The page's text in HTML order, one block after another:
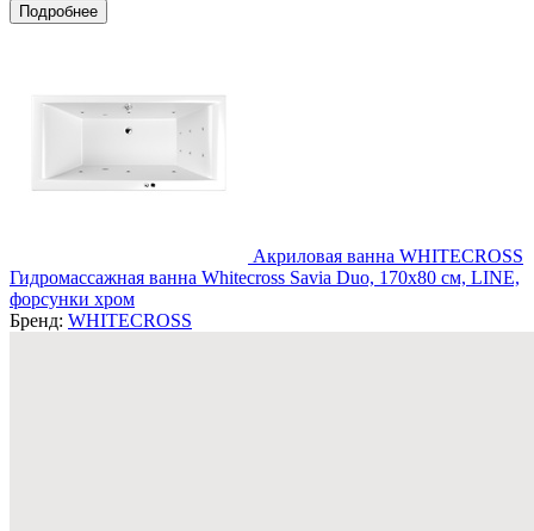
Подробнее
Акриловая ванна WHITECROSS
Гидромассажная ванна Whitecross Savia Duo, 170x80 см, LINE,
форсунки хром
Бренд: WHITECROSS